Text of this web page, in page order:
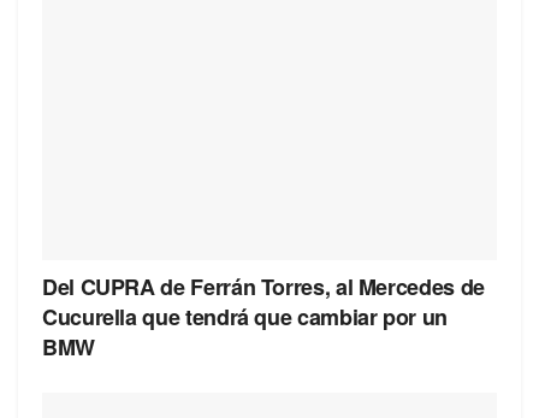
Del CUPRA de Ferrán Torres, al Mercedes de
Cucurella que tendrá que cambiar por un
BMW